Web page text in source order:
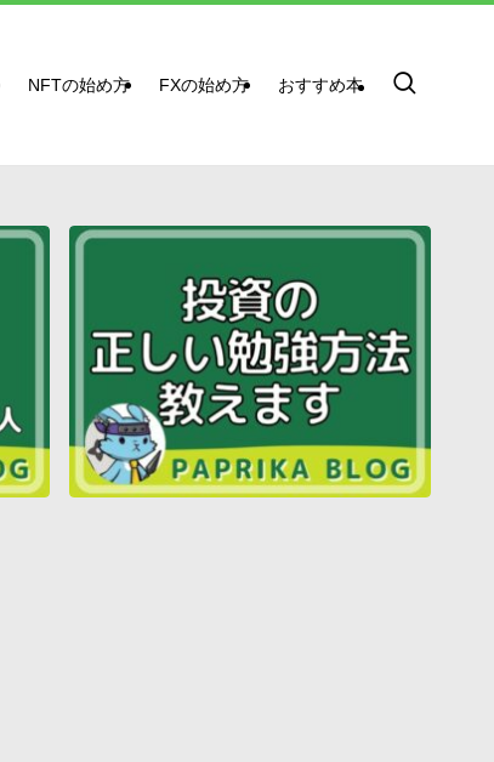
NFTの始め方 FXの始め方 おすすめ本